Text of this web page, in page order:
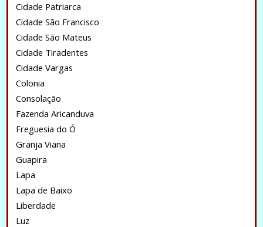
Cidade Patriarca
Cidade São Francisco
Cidade São Mateus
Cidade Tiradentes
Cidade Vargas
Colonia
Consolação
Fazenda Aricanduva
Freguesia do Ó
Granja Viana
Guapira
Lapa
Lapa de Baixo
Liberdade
Luz